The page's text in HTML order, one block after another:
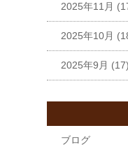
2025年11月
2025年10月
2025年9月 (17)
ブログ